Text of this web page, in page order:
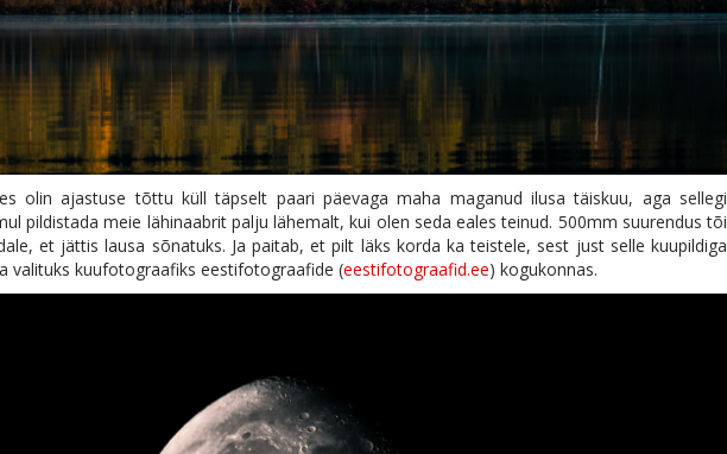
olin ajastuse tõttu küll täpselt paari päevaga maha maganud ilusa täiskuu, aga sellegi
pildistada meie lähinaabrit palju lähemalt, kui olen seda eales teinud. 500mm suurendus tõi
et jättis lausa sõnatuks. Ja paitab, et pilt läks korda ka teistele, sest just selle kuupildiga
valituks kuufotograafiks eestifotograafide (eestifotograafid.ee) kogukonnas.